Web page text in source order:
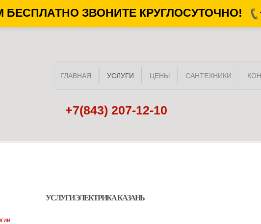
ЗВОНИТЕ КРУГЛОСУТОЧНО!
ГЛАВНАЯ УСЛУГИ ЦЕНЫ САНТЕХНИКИ
+7(843) 207-12-10
УСЛУГИ ЭЛЕКТРИКА КАЗАНЬ